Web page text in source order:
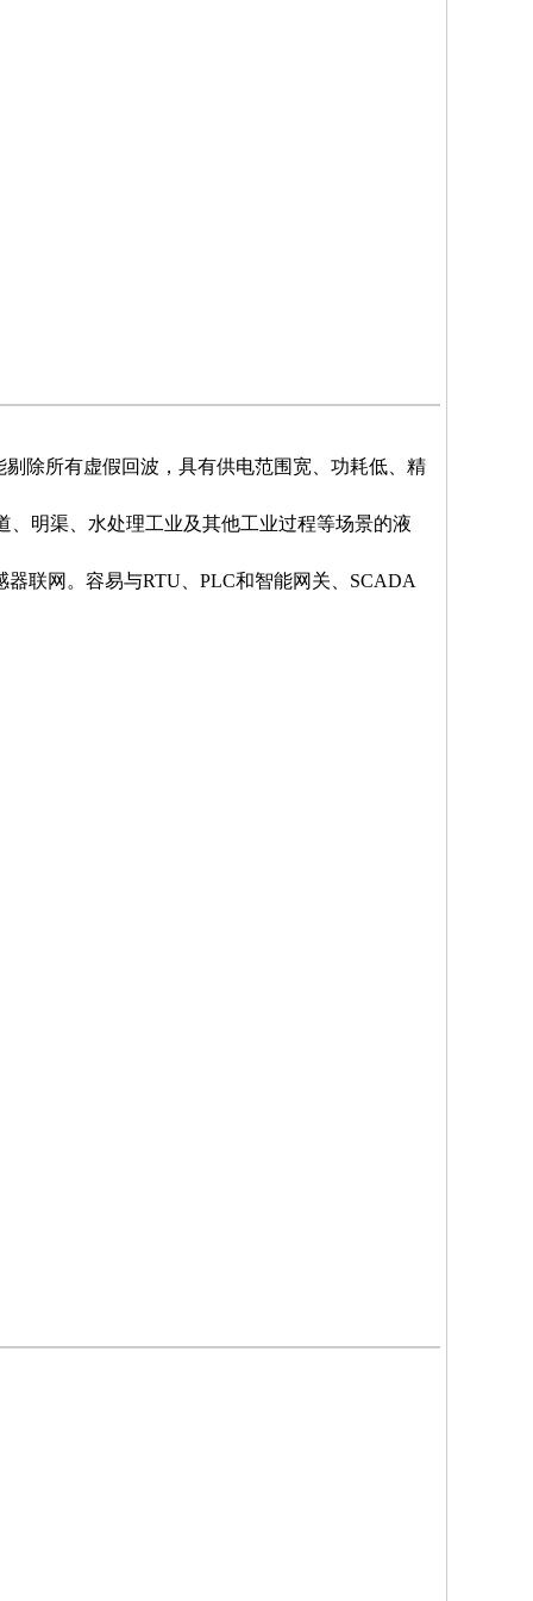
除所有虚假回波，具有供电范围宽、功耗低、精
明渠、水处理工业及其他工业过程等场景的液
联网。容易与RTU、PLC和智能网关、SCADA